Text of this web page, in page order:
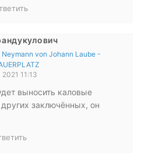
Neymann von Johann Laube -
11:13
выносить каловые
заключённых, он